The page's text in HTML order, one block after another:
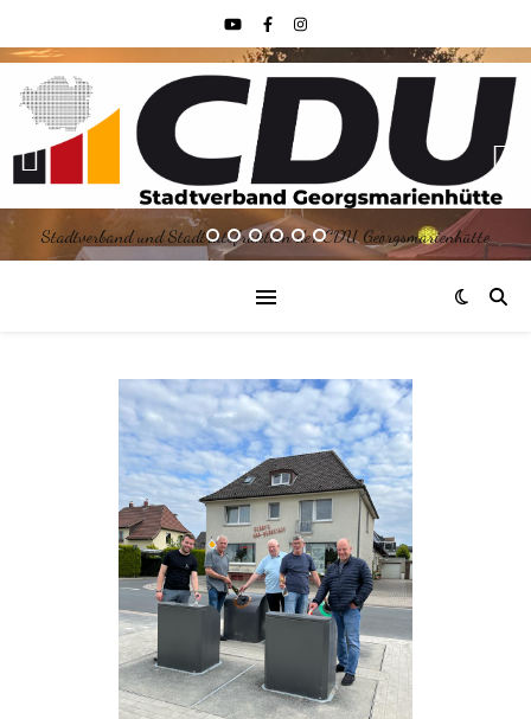
Stadtverband und Stadtratsfraktion der CDU Georgsmarienhütte